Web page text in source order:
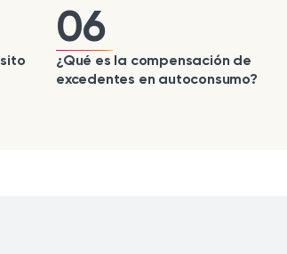
06
¿Qué es la compensación de
excedentes en autoconsumo?